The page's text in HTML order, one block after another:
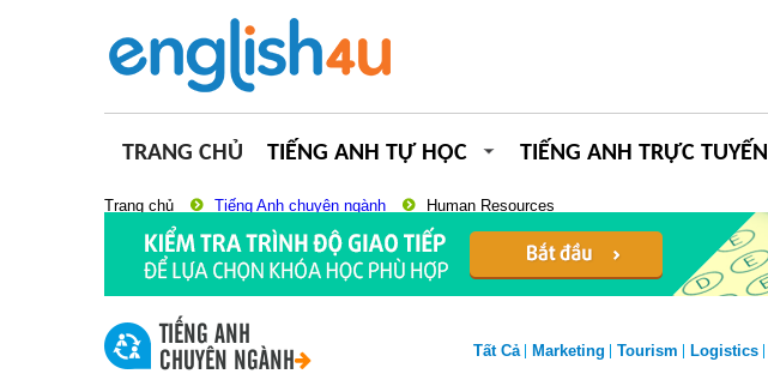
TRANG CHỦ TIẾNG ANH TỰ HỌC TIẾNG ANH TRỰC TUYẾN
Trang chủ Tiếng Anh chuyên ngành Human Resources
TIẾNG ANH
CHUYÊN NGÀNH
Tất Cả Marketing Tourism Logistics